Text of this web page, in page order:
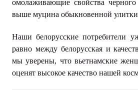
омолаживающие свойства
выше муцина обыкновенной
Наши белорусские потребители
равно между белорусская и
мы уверены, что вьетнамские
оценят высокое качество нашей